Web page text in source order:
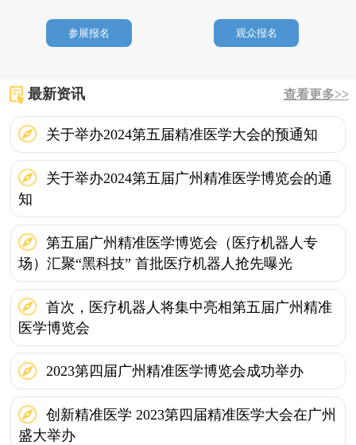
参展报名 观众报名
最新资讯 查看更多>>
关于举办2024第五届精准医学大会的预通知
关于举办2024第五届广州精准医学博览会的通
知
第五届广州精准医学博览会（医疗机器人专
场）汇聚“黑科技” 首批医疗机器人抢先曝光
首次，医疗机器人将集中亮相第五届广州精准
医学博览会
2023第四届广州精准医学博览会成功举办
创新精准医学 2023第四届精准医学大会在广州
盛大举办